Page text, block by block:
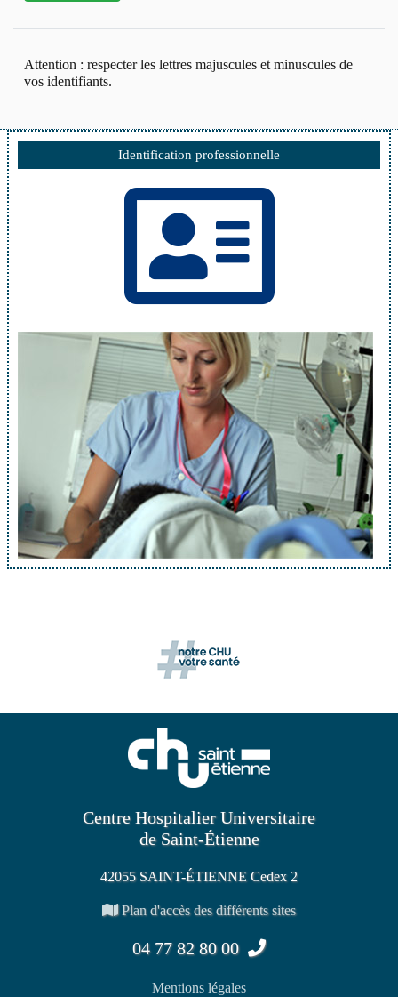
Identification professionnelle
Attention : respecter les lettres majuscules et minuscules de
vos identifiants.
Centre Hospitalier Universitaire
de Saint-Étienne
42055 SAINT-ÉTIENNE Cedex 2
Plan d'accès des différents sites
04 77 82 80 00
Mentions légales